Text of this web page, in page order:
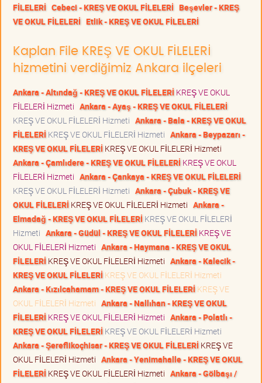
FİLELERİ Cebeci - KREŞ VE OKUL FİLELERİ Beşevler - KREŞ
VE OKUL FİLELERİ Etlik - KREŞ VE OKUL FİLELERİ
Kaplan File KREŞ VE OKUL FİLELERİ
hizmetini verdiğimiz Ankara ilçeleri
Ankara - Altındağ - KREŞ VE OKUL FİLELERİ KREŞ VE OKUL
FİLELERİ Hizmeti Ankara - Ayaş - KREŞ VE OKUL FİLELERİ
KREŞ VE OKUL FİLELERİ Hizmeti Ankara - Bala - KREŞ VE OKUL
FİLELERİ KREŞ VE OKUL FİLELERİ Hizmeti Ankara - Beypazarı -
KREŞ VE OKUL FİLELERİ KREŞ VE OKUL FİLELERİ Hizmeti
Ankara - Çamlıdere - KREŞ VE OKUL FİLELERİ KREŞ VE OKUL
FİLELERİ Hizmeti Ankara - Çankaya - KREŞ VE OKUL FİLELERİ
KREŞ VE OKUL FİLELERİ Hizmeti Ankara - Çubuk - KREŞ VE
OKUL FİLELERİ KREŞ VE OKUL FİLELERİ Hizmeti Ankara -
Elmadağ - KREŞ VE OKUL FİLELERİ KREŞ VE OKUL FİLELERİ
Hizmeti Ankara - Güdül - KREŞ VE OKUL FİLELERİ KREŞ VE
OKUL FİLELERİ Hizmeti Ankara - Haymana - KREŞ VE OKUL
FİLELERİ KREŞ VE OKUL FİLELERİ Hizmeti Ankara - Kalecik -
KREŞ VE OKUL FİLELERİ KREŞ VE OKUL FİLELERİ Hizmeti
Ankara - Kızılcahamam - KREŞ VE OKUL FİLELERİ KREŞ VE
OKUL FİLELERİ Hizmeti Ankara - Nallıhan - KREŞ VE OKUL
FİLELERİ KREŞ VE OKUL FİLELERİ Hizmeti Ankara - Polatlı -
KREŞ VE OKUL FİLELERİ KREŞ VE OKUL FİLELERİ Hizmeti
Ankara - Şereflikoçhisar - KREŞ VE OKUL FİLELERİ KREŞ VE
OKUL FİLELERİ Hizmeti Ankara - Yenimahalle - KREŞ VE OKUL
FİLELERİ KREŞ VE OKUL FİLELERİ Hizmeti Ankara - Gölbaşı /